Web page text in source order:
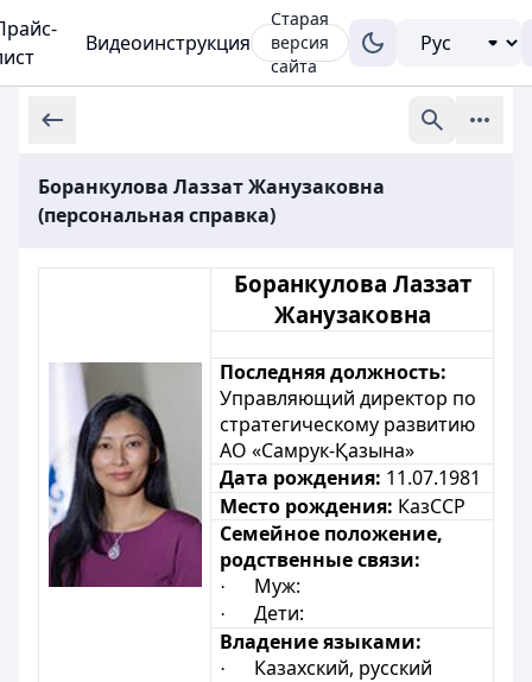
Видеоинструкция
Старая
версия
сайта
Боранкулова Лаззат Жанузаковна
(персональная справка)
Боранкулова Лаззат
Жанузаковна
Последняя должность:
Управляющий директор по
стратегическому развитию
АО «Самрук-Қазына»
Дата рождения: 11.07.1981
Место рождения: КазССР
Семейное положение,
родственные связи:
· Муж:
·
Дети:
Владение языками:
·
Казахский, русский